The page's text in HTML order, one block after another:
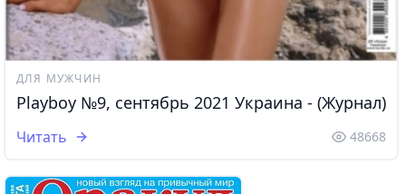
ДЛЯ МУЖЧИН
Playboy №9, сентябрь 2021 Украина - (Журнал)
Читать 48668